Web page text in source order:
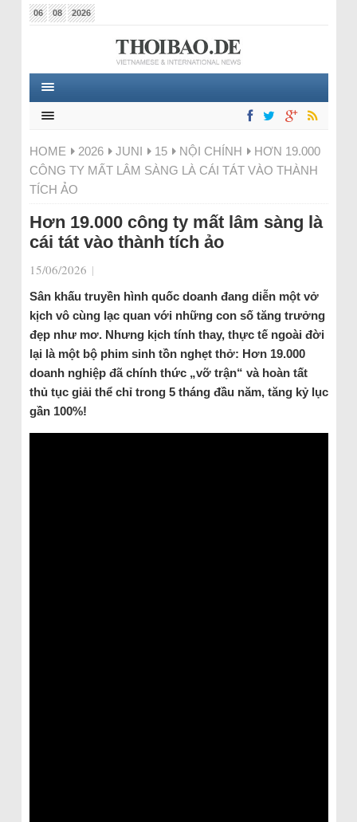
06 08 2026
HOME 2026 JUNI 15 NỘI CHÍNH
HƠN 19.000
CÔNG TY MẤT LÂM SÀNG LÀ CÁI TÁT VÀO THÀNH
TÍCH ẢO
Hơn 19.000 công ty mất lâm sàng là
cái tát vào thành tích ảo
15/06/2026 |
Sân khấu truyền hình quốc doanh đang diễn một vở
kịch vô cùng lạc quan với những con số tăng trưởng
đẹp như mơ. Nhưng kịch tính thay, thực tế ngoài đời
lại là một bộ phim sinh tồn nghẹt thở: Hơn 19.000
doanh nghiệp đã chính thức „vỡ trận“ và hoàn tất
thủ tục giải thể chỉ trong 5 tháng đầu năm, tăng kỷ lục
gần 100%!